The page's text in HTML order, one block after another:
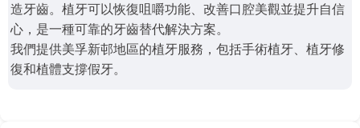
造牙齒。植牙可以恢復咀嚼功能、改善口腔美觀並提升自信
心，是一種可靠的牙齒替代解決方案。
我們提供美孚新邨地區的植牙服務，包括手術植牙、植牙修
復和植體支撐假牙。